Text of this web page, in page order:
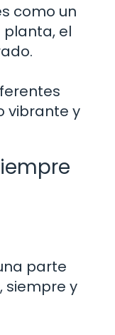
como un
planta, el
vibrante y
parte
siempre y